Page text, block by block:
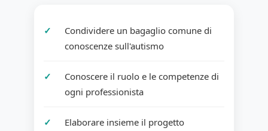
Condividere un bagaglio comune di
conoscenze sull'autismo
Conoscere il ruolo e le competenze di
ogni professionista
Elaborare insieme il progetto